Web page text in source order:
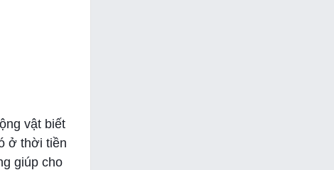
vật biết
ở thời tiền
giúp cho